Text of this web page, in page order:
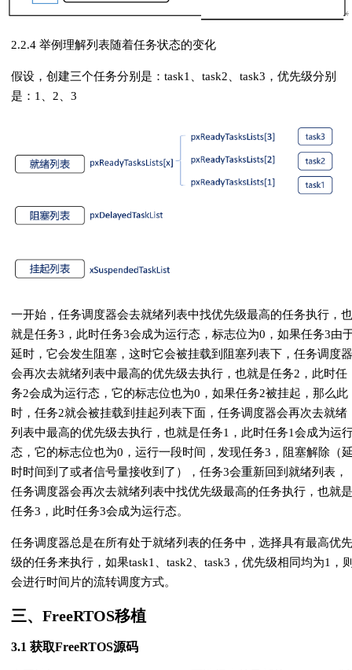
2.2.4 举例理解列表随着任务状态的变化
假设，创建三个任务分别是：task1、task2、task3，优先级分别
是：1、2、3
一开始，任务调度器会去就绪列表中找优先级最高的任务执行，也
就是任务3，此时任务3会成为运行态，标志位为0，如果任务3由
延时，它会发生阻塞，这时它会被挂载到阻塞列表下，任务调度器
会再次去就绪列表中最高的优先级去执行，也就是任务2，此时任
务2会成为运行态，它的标志位也为0，如果任务2被挂起，那么此
时，任务2就会被挂载到挂起列表下面，任务调度器会再次去就绪
列表中最高的优先级去执行，也就是任务1，此时任务1会成为运
态，它的标志位也为0，运行一段时间，发现任务3，阻塞解除（
时时间到了或者信号量接收到了），任务3会重新回到就绪列表，
任务调度器会再次去就绪列表中找优先级最高的任务执行，也就是
任务3，此时任务3会成为运行态。
任务调度器总是在所有处于就绪列表的任务中，选择具有最高优先
级的任务来执行，如果task1、task2、task3，优先级相同均为1，
会进行时间片的流转调度方式。
三、FreeRTOS移植
3.1 获取FreeRTOS源码